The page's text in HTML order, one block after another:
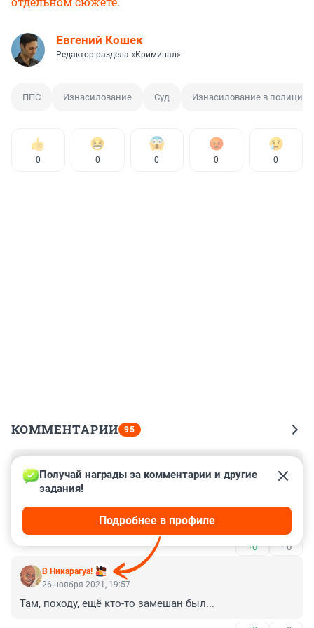
Евгений Кошек
Редактор раздела «Криминал»
ППС Изнасилование Суд Изнасилование в полиции
0 0 0 0 0
КОММЕНТАРИИ 95
4 июня 2022, 09:16
Дело вернули на пересмотр, следователя уволили,
пострадавший брата умер в сизо, видимо судью или
кто то этих бандитов защищает.
+0 –0
В Никарагуа!
Получай награды за комментарии и другие
задания!
Подробнее в профиле
26 ноября 2021, 19:57
Там, походу, ещё кто-то замешан был...